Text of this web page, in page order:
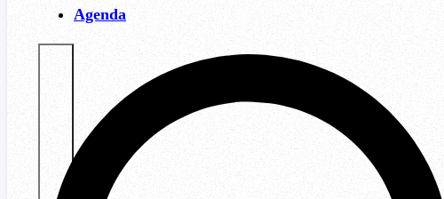
Agenda